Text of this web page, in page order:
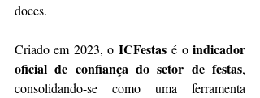
doces.
Criado em 2023, o ICFestas é o indicador
oficial de confiança do setor de festas,
consolidando-se como uma ferramenta